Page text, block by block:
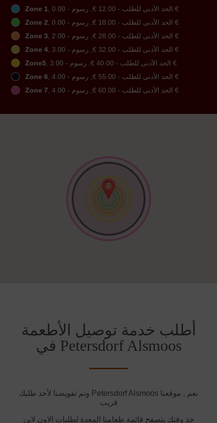
Zone 1
, الحد الأدنى للطلب - ‏12.00 €, رسوم - ‏0.00 €
Zone 2
, الحد الأدنى للطلب - ‏18.00 €, رسوم - ‏0.00 €
Zone 3
, الحد الأدنى للطلب - ‏28.00 €, رسوم - ‏2.00 €
Zone 4
, الحد الأدنى للطلب - ‏32.00 €, رسوم - ‏3.00 €
Zone5
, الحد الأدنى للطلب - ‏40.00 €, رسوم - ‏3.00 €
Zone 6
, الحد الأدنى للطلب - ‏55.00 €, رسوم - ‏4.00 €
Zone 7
, الحد الأدنى للطلب - ‏60.00 €, رسوم - ‏4.00 €
أطلب خدمة توصيل الأطعمة
في Petersdorf Alsmoos
وتم تفويضنا لأخذ طلبك Petersdorf Alsmoos نعم , موقعنا
قريب
خذ وقتك بتصفح قائمة طعامنا المعدة لطلبات الاون لاين